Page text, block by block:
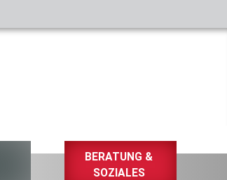
BERATUNG &
SOZIALES